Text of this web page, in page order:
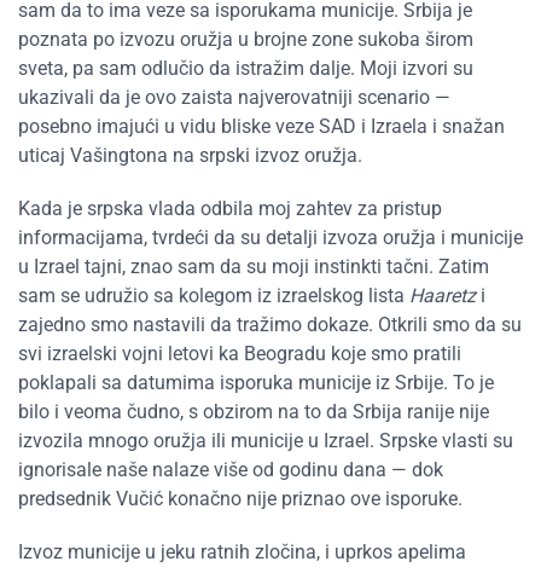
sam da to ima veze sa isporukama municije. Srbija je
poznata po izvozu oružja u brojne zone sukoba širom
sveta, pa sam odlučio da istražim dalje. Moji izvori su
ukazivali da je ovo zaista najverovatniji scenario —
posebno imajući u vidu bliske veze SAD i Izraela i snažan
uticaj Vašingtona na srpski izvoz oružja.
Kada je srpska vlada odbila moj zahtev za pristup
informacijama, tvrdeći da su detalji izvoza oružja i municije
u Izrael tajni, znao sam da su moji instinkti tačni. Zatim
sam se udružio sa kolegom iz izraelskog lista Haaretzi
zajedno smo nastavili da tražimo dokaze. Otkrili smo da su
svi izraelski vojni letovi ka Beogradu koje smo pratili
poklapali sa datumima isporuka municije iz Srbije. To je
bilo i veoma čudno, s obzirom na to da Srbija ranije nije
izvozila mnogo oružja ili municije u Izrael. Srpske vlasti su
ignorisale naše nalaze više od godinu dana — dok
predsednik Vučić konačno nije priznao ove isporuke.
Izvoz municije u jeku ratnih zločina, i uprkos apelima